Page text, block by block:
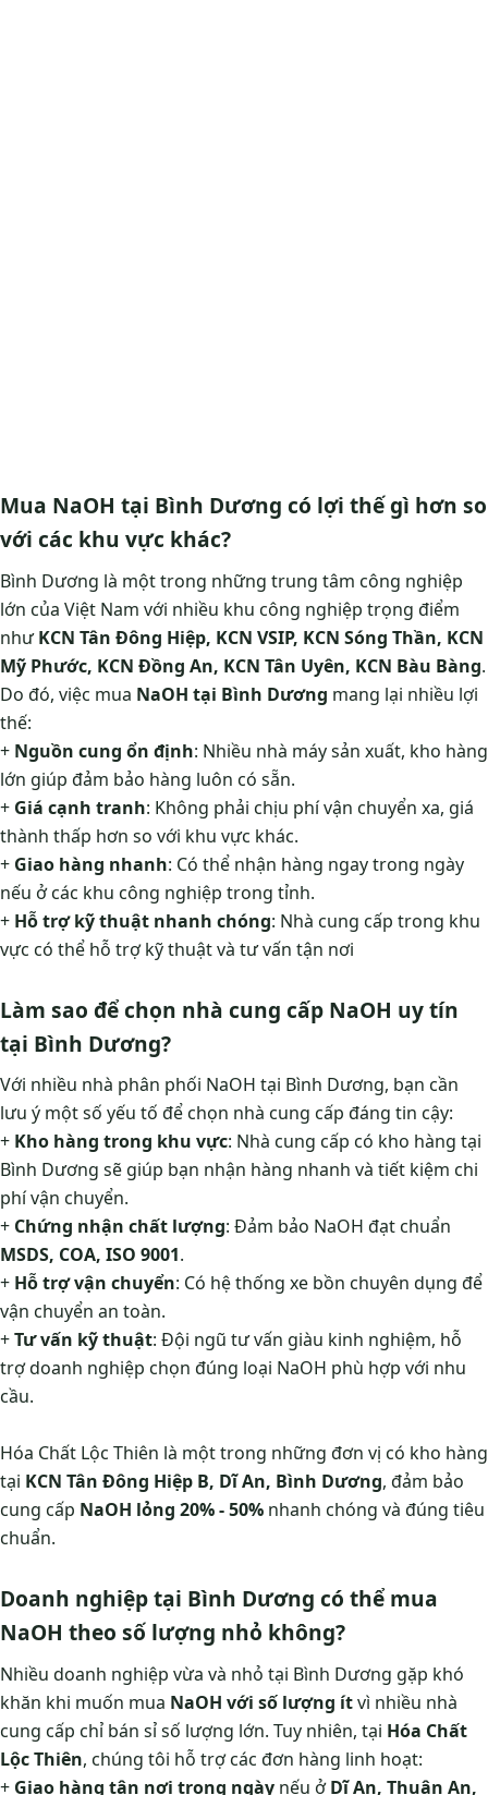
Mua NaOH tại Bình Dương có lợi thế gì hơn so
với các khu vực khác?
Bình Dương là một trong những trung tâm công nghiệp
lớn của Việt Nam với nhiều khu công nghiệp trọng điểm
nhưKCN Tân Đông Hiệp, KCN VSIP, KCN Sóng Thần, KCN
Mỹ Phước, KCN Đồng An, KCN Tân Uyên, KCN Bàu Bàng.
Do đó, việc mua NaOH tại Bình Dương mang lại nhiều lợi
thế:
+ Nguồn cung ổn định: Nhiều nhà máy sản xuất, kho hàng
lớn giúp đảm bảo hàng luôn có sẵn.
+ Giá cạnh tranh: Không phải chịu phí vận chuyển xa, giá
thành thấp hơn so với khu vực khác.
+ Giao hàng nhanh: Có thể nhận hàng ngay trong ngày
nếu ở các khu công nghiệp trong tỉnh.
+ Hỗ trợ kỹ thuật nhanh chóng: Nhà cung cấp trong khu
vực có thể hỗ trợ kỹ thuật và tư vấn tận nơi
Làm sao để chọn nhà cung cấp NaOH uy tín
tại Bình Dương?
Với nhiều nhà phân phối NaOH tại Bình Dương, bạn cần
lưu ý một số yếu tố để chọn nhà cung cấp đáng tin cậy:
+ Kho hàng trong khu vực: Nhà cung cấp có kho hàng tại
Bình Dương sẽ giúp bạn nhận hàng nhanh và tiết kiệm chi
phí vận chuyển.
+ Chứng nhận chất lượng: Đảm bảo NaOH đạt chuẩn
MSDS, COA, ISO 9001.
+ Hỗ trợ vận chuyển: Có hệ thống xe bồn chuyên dụng để
vận chuyển an toàn.
+Tư vấn kỹ thuật: Đội ngũ tư vấn giàu kinh nghiệm, hỗ
trợ doanh nghiệp chọn đúng loại NaOH phù hợp với nhu
cầu.
Hóa Chất Lộc Thiên là một trong những đơn vị có kho hàng
tại KCN Tân Đông Hiệp B, Dĩ An, Bình Dương, đảm bảo
cung cấp NaOH lỏng 20% - 50% nhanh chóng và đúng tiêu
chuẩn.
Doanh nghiệp tại Bình Dương có thể mua
NaOH theo số lượng nhỏ không?
Nhiều doanh nghiệp vừa và nhỏ tại Bình Dương gặp khó
khăn khi muốn mua NaOH với số lượng ítvì nhiều nhà
cung cấp chỉ bán sỉ số lượng lớn. Tuy nhiên, tại Hóa Chất
Lộc Thiên, chúng tôi hỗ trợ các đơn hàng linh hoạt:
+ Giao hàng tận nơi trong ngày nếu ởDĩ An, Thuận An,